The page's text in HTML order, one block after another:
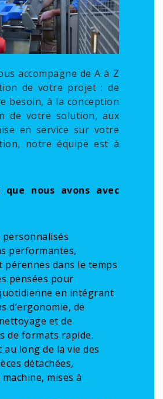
accompagne de A à Z
de votre projet : de
besoin, à la conception
de votre solution, aux
en service sur votre
notre équipe est à
que nous avons avec
personnalisés
performantes,
pérennes dans le temps
pensées pour
en intégrant
d’ergonomie, de
et de
de formats rapide.
long de la vie des
détachées,
mises à